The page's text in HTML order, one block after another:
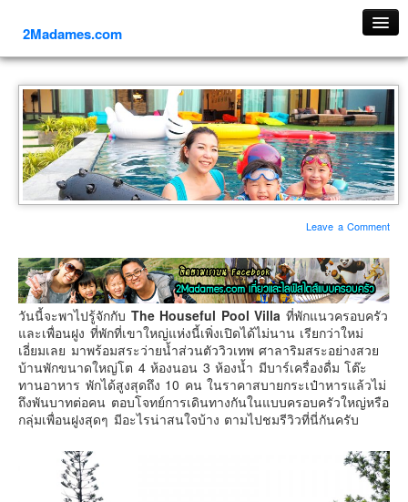
2Madames.com
ภาคเหนือ
ภาคใต้
ภาคตะวันออก
ภาคกลาง
ทริปต่างประเทศ
ยุโรป
รัสเซีย
อิตาลี
ตุรกี-ตุรเคีย
เยอรมัน
ออสเตรีย
Leave a Comment
วันนี้จะพาไปรู้จักกับ The Houseful Pool Villa ที่พักแนวครอบครัว
และเพื่อนฝูง ที่พักที่เขาใหญ่แห่งนี้เพิ่งเปิดได้ไม่นาน เรียกว่าใหม่
เอี่ยมเลย มาพร้อมสระว่ายน้ำส่วนตัววิวเทพ ศาลาริมสระอย่างสวย
บ้านพักขนาดใหญ่โต 4 ห้องนอน 3 ห้องน้ำ มีบาร์เครื่องดื่ม โต๊ะ
ทานอาหาร พักได้สูงสุดถึง 10 คน ในราคาสบายกระเป๋าหารแล้วไม่
ถึงพันบาทต่อคน ตอบโจทย์การเดินทางกันในแบบครอบครัวใหญ่หรือ
กลุ่มเพื่อนฝูงสุดๆ มีอะไรน่าสนใจบ้าง ตามไปชมรีวิวที่นี่กันครับ